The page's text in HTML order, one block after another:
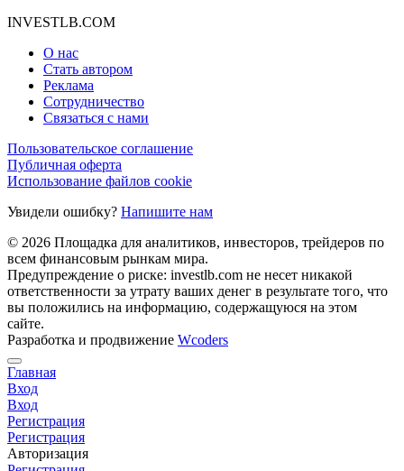
INVESTLB.COM
О нас
Стать автором
Реклама
Сотрудничество
Связаться с нами
Пользовательское соглашение
Публичная оферта
Использование файлов cookie
Увидели ошибку? Напишите нам
© 2026 Площадка для аналитиков, инвесторов, трейдеров по
всем финансовым рынкам мира.
Предупреждение о риске: investlb.com не несет никакой
ответственности за утрату ваших денег в результате того, что
вы положились на информацию, содержащуюся на этом
сайте.
Разработка и продвижение Wcoders
Главная
Вход
Вход
Регистрация
Регистрация
Авторизация